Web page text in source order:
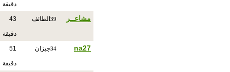
دقيقة
مشاعــر 39 الطائف 43
دقيقة
na27
34جيزان 51
دقيقة